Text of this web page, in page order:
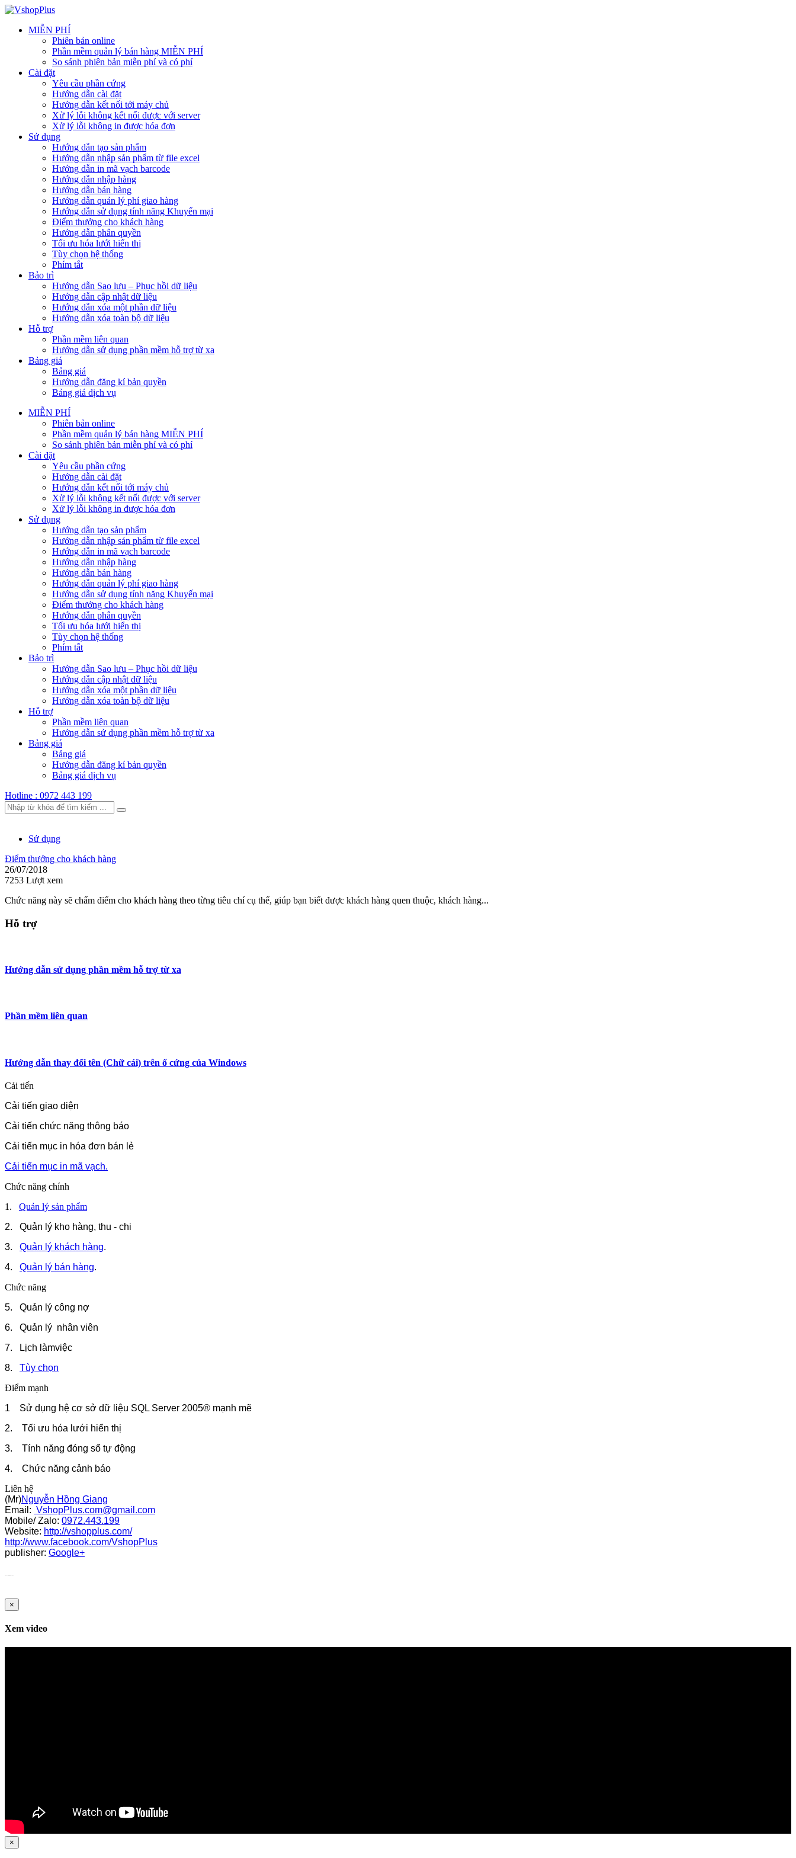
MIỄN PHÍ
Phiên bản online
Phần mềm quản lý bán hàng MIỄN PHÍ
So sánh phiên bản miễn phí và có phí
Cài đặt
Yêu cầu phần cứng
Hướng dẫn cài đặt
Hướng dẫn kết nối tới máy chủ
Xử lý lỗi không kết nối được với server
Xử lý lỗi không in được hóa đơn
Sử dụng
Hướng dẫn tạo sản phẩm
Hướng dẫn nhập sản phẩm từ file excel
Hướng dẫn in mã vạch barcode
Hướng dẫn nhập hàng
Hướng dẫn bán hàng
Hướng dẫn quản lý phí giao hàng
Hướng dẫn sử dụng tính năng Khuyến mại
Điểm thưởng cho khách hàng
Hướng dẫn phân quyền
Tối ưu hóa lưới hiển thị
Tùy chọn hệ thống
Phím tắt
Bảo trì
Hướng dẫn Sao lưu – Phục hồi dữ liệu
Hướng dẫn cập nhật dữ liệu
Hướng dẫn xóa một phần dữ liệu
Hướng dẫn xóa toàn bộ dữ liệu
Hỗ trợ
Phần mềm liên quan
Hướng dẫn sử dụng phần mềm hỗ trợ từ xa
Bảng giá
Bảng giá
Hướng dẫn đăng kí bản quyền
Bảng giá dịch vụ
MIỄN PHÍ
Phiên bản online
Phần mềm quản lý bán hàng MIỄN PHÍ
So sánh phiên bản miễn phí và có phí
Cài đặt
Yêu cầu phần cứng
Hướng dẫn cài đặt
Hướng dẫn kết nối tới máy chủ
Xử lý lỗi không kết nối được với server
Xử lý lỗi không in được hóa đơn
Sử dụng
Hướng dẫn tạo sản phẩm
Hướng dẫn nhập sản phẩm từ file excel
Hướng dẫn in mã vạch barcode
Hướng dẫn nhập hàng
Hướng dẫn bán hàng
Hướng dẫn quản lý phí giao hàng
Hướng dẫn sử dụng tính năng Khuyến mại
Điểm thưởng cho khách hàng
Hướng dẫn phân quyền
Tối ưu hóa lưới hiển thị
Tùy chọn hệ thống
Phím tắt
Bảo trì
Hướng dẫn Sao lưu – Phục hồi dữ liệu
Hướng dẫn cập nhật dữ liệu
Hướng dẫn xóa một phần dữ liệu
Hướng dẫn xóa toàn bộ dữ liệu
Hỗ trợ
Phần mềm liên quan
Hướng dẫn sử dụng phần mềm hỗ trợ từ xa
Bảng giá
Bảng giá
Hướng dẫn đăng kí bản quyền
Bảng giá dịch vụ
Hotline : 0972 443 199
Sử dụng
Điểm thưởng cho khách hàng
26/07/2018
7253 Lượt xem
Chức năng này sẽ chấm điểm cho khách hàng theo từng tiêu chí cụ thể, giúp bạn biết được khách hàng quen thuộc, khách hàng...
Hỗ trợ
Hướng dẫn sử dụng phần mềm hỗ trợ từ xa
Phần mềm liên quan
Hướng dẫn thay đổi tên (Chữ cái) trên ổ cứng của Windows
Cải tiến
Cải tiến giao diện
Cải tiến chức năng thông báo
Cải tiến mục in hóa đơn bán lẻ
Cải tiến mục in mã vạch.
Chức năng chính
1. Quản lý sản phẩm
2. Quản lý kho hàng, thu - chi
3. Quản lý khách hàng.
4. Quản lý bán hàng.
Chức năng
5. Quản lý công nợ
6. Quản lý nhân viên
7. Lịch làmviệc
8. Tùy chọn
Điểm mạnh
1 Sử dụng hệ cơ sở dữ liệu SQL Server 2005® mạnh mẽ
2. Tối ưu hóa lưới hiển thị
3. Tính năng đóng sổ tự động
4. Chức năng cảnh báo
Liên hệ
(Mr)Nguyễn Hồng Giang
Email: VshopPlus.com@gmail.com
Mobile/ Zalo: 0972.443.199
Website: http://vshopplus.com/
http://www.facebook.com/VshopPlus
publisher: Google+
×
Xem video
×